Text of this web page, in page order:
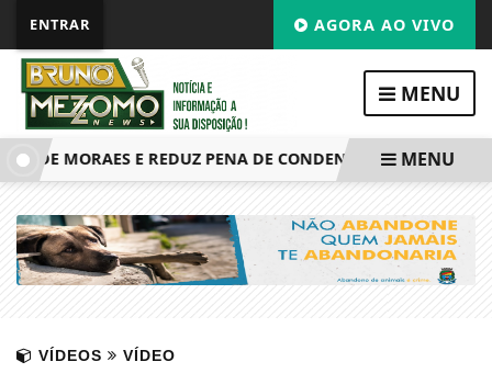
ENTRAR AGORA AO VIVO
MENU
DE MORAES E REDUZ PENA DE CONDENADA POR 8 DE
MENU
VÍDEOS VÍDEO